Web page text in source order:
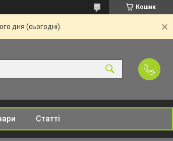
Кошик
дня (сьогодні).
Статті